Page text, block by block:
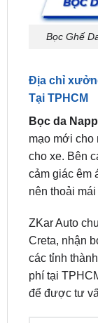
Địa chỉ
Bọc da
mạo mới cho
cho xe. Bên
cảm giác êm
nên thoải
ZKar Auto
các tỉnh
phí tại
để được tư
Bọc ghế da